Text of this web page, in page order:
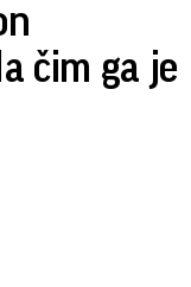
čim ga je